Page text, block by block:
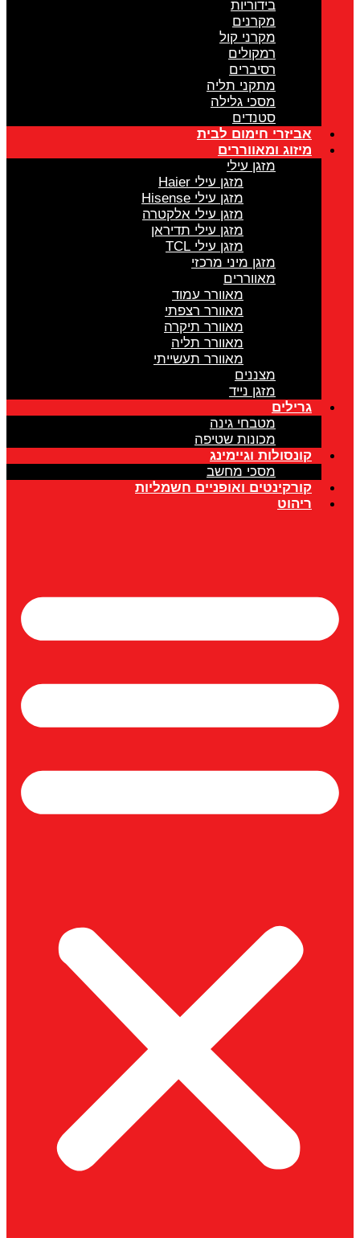
בידוריות
מקרנים
מקרני קול
רמקולים
רסיברים
מתקני תליה
מסכי גלילה
סטנדים
אביזרי חימום לבית
מיזוג ומאווררים
מזגן עילי
מזגן עילי Haier
מזגן עילי Hisense
מזגן עילי אלקטרה
מזגן עילי תדיראן
מזגן עילי TCL
מזגן מיני מרכזי
מאווררים
מאוורר עמוד
מאוורר רצפתי
מאוורר תיקרה
מאוורר תליה
מאוורר תעשייתי
מצננים
מזגן נייד
גרילים
מטבחי גינה
מכונות שטיפה
קונסולות וגיימינג
מסכי מחשב
קורקינטים ואופניים חשמליות
ריהוט